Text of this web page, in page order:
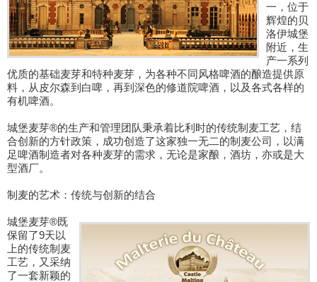
一，位于
辉煌的贝
洛伊城堡
附近，生
产一系列
优质的基础麦芽和特种麦芽，为各种不同风格啤酒的酿造提供原
料，从皮尔森到白啤，再到深色的修道院啤酒，以及各式各样的
有机啤酒。
城堡麦芽®的生产和管理团队秉承着比利时的传统制麦工艺，结
合创新的方针政策，成功创造了这家独一无二的制麦公司，以满
足啤酒制造者对各种麦芽的需求，无论是家酿，酒坊，亦或是大
型酒厂。
制麦的艺术：传统与创新的结合
城堡麦芽®既
保留了9天以
上的传统制麦
工艺，又采纳
了一套新颖的